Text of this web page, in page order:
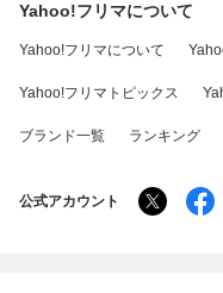
Yahoo!フリマについて
Yahoo!フリマについて
Yahoo!フリマトピックス
ブランド一覧 ランキング
公式アカウント